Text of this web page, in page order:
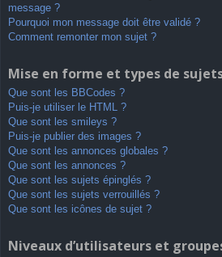
message ?
Pourquoi mon message doit être validé ?
Comment remonter mon sujet ?
Mise en forme et types de
Que sont les BBCodes ?
Puis-je utiliser le HTML ?
Que sont les smileys ?
Puis-je publier des images ?
Que sont les annonces globales ?
Que sont les annonces ?
Que sont les sujets épinglés ?
Que sont les sujets verrouillés ?
Que sont les icônes de sujet ?
Niveaux d’utilisateurs et